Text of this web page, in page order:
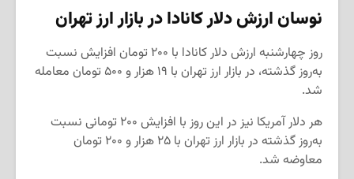
نوسان ارزش دلار کانادادر بازار ارز تهران
روز چهارشنبه ارزش دلار کانادا با ۲۰۰ تومان افزایش نسبت
به‌روز گذشته، در بازار ارز تهران با ۱۹ هزار و ۵۰۰ تومان معامله
شد.
هر دلار آمریکا نیز در این روز با افزایش ۲۰۰ تومانی نسبت
به‌روز گذشته در بازار ارز تهران با ۲۵ هزار و ۲۰۰ تومان
معاوضه شد.